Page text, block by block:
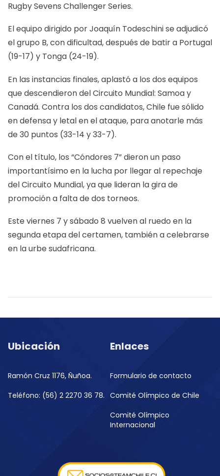
Rugby Sevens Challenger Series.
El equipo dirigido por Joaquín Todeschini se adjudicó
el grupo B, con dificultad, después de batir a Portugal
(19-17) y Tonga (24-19).
En las instancias finales, aplastó a los dos equipos
que descendieron del Circuito Mundial: Samoa y
Canadá. Contra los dos candidatos, Chile fue sólido
en defensa y letal en el ataque, para anotarle más
de 30 puntos (33-14 y 33-7).
Con el título, los “Cóndores 7” dieron un paso
importantísimo en la lucha por llegar al repechaje
del Circuito Mundial, ya que lideran la gira de
promoción a falta de dos torneos.
Este viernes 7 y sábado 8 vuelven al ruedo en la
segunda etapa del certamen, también a celebrarse
en la urbe sudafricana.
Ubicación
Ramón Cruz 1176, Ñuñoa.
Teléfono: (56) 2 2270 36 78.
Enlaces
Formulario de contacto
Comité Olímpico de Chile
Comité Olímpico
Internacional